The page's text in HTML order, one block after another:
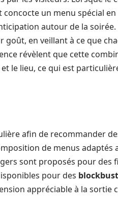
un menu spécial
autour de la
en veillant à ce que
révèlent que cette
le lieu, ce qui est
afin de recommander
de menus adaptés
sont proposés pour des
pour des
appréciable à la sortie